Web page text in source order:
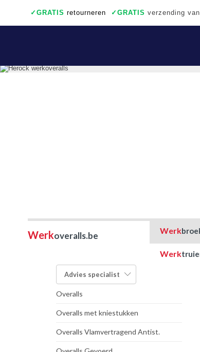
✓ GRATIS retourneren ✓ GRATIS verzending
Werkoveralls.be Werk
Werk
FILTER OP TYPE:
Overalls
Overalls met kniestukken
Overalls Vlamvertragend Antist.
Advies specialist